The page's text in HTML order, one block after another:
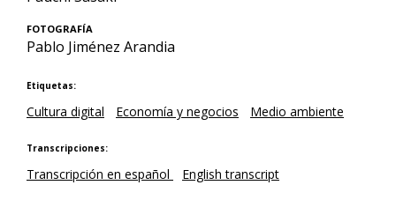
FOTOGRAFÍA
Pablo Jiménez Arandia
Etiquetas:
Cultura digital Economía y negocios Medio ambiente
Transcripciones:
Transcripción en español English transcript